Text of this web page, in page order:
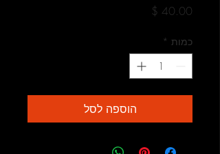
כמות *
הוספה לסל